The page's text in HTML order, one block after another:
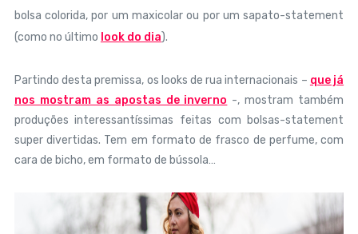
bolsa colorida, por um maxicolar ou por um sapato-statement
(como no último look do dia).
Partindo desta premissa, os looks de rua internacionais – que já
nos mostram as apostas de inverno -, mostram também
produções interessantíssimas feitas com bolsas-statement
super divertidas. Tem em formato de frasco de perfume, com
cara de bicho, em formato de bússola…